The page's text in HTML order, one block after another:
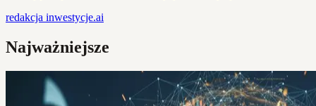
redakcja inwestycje.ai
Najważniejsze